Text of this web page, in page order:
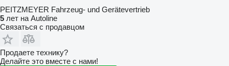
PEITZMEYER Fahrzeug- und Gerätevertrieb
5 лет на Autoline
Связаться с продавцом
Продаете технику?
Делайте это вместе с нами!